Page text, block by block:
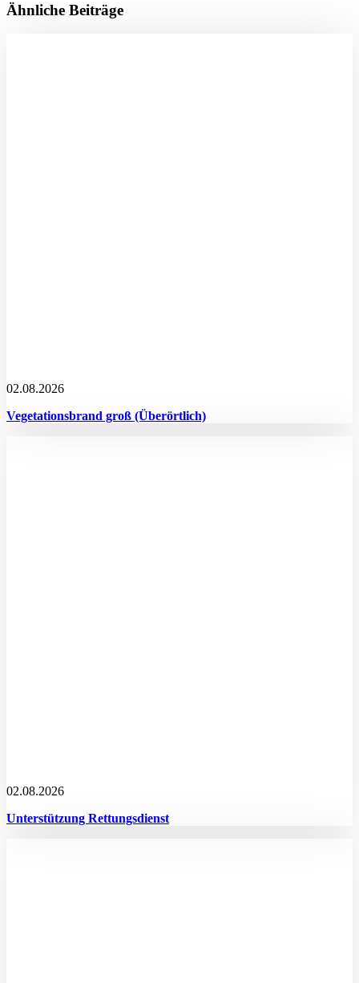
Ähnliche Beiträge
02.08.2026
Vegetationsbrand groß (Überörtlich)
02.08.2026
Unterstützung Rettungsdienst